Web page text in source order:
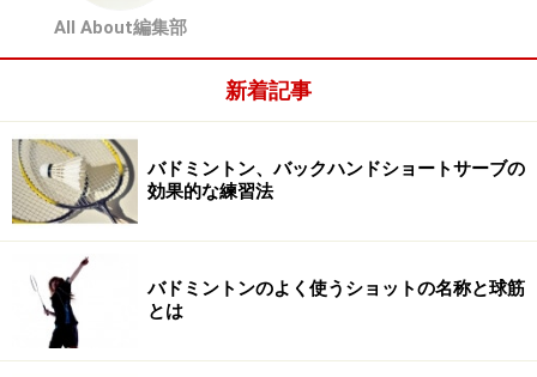
All About編集部
新着記事
バドミントン、バックハンドショートサーブの
効果的な練習法
バドミントンのよく使うショットの名称と球筋
とは